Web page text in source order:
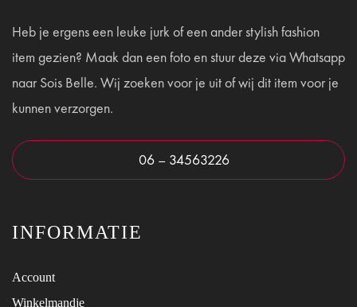
optie
kan
op
de
productpagina
optie
kan
worden
de
productpagina
Heb je ergens een leuke jurk of een ander stylish fashion
item gezien? Maak dan een foto en stuur deze via Whatsapp
naar Sois Belle. Wij zoeken voor je uit of wij dit item voor je
kunnen verzorgen.
06 – 34563226
INFORMATIE
Account
Winkelmandje